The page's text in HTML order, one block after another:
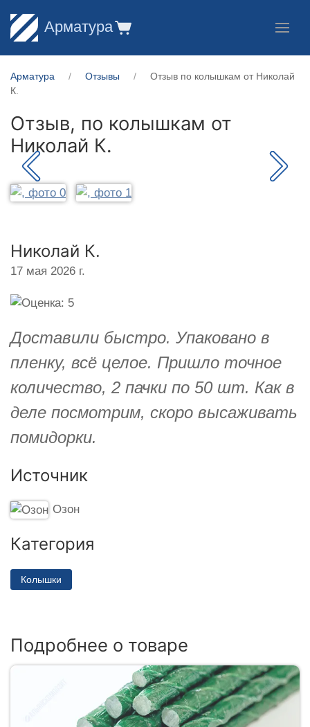
Арматура
Арматура Отзывы
Отзыв по колышкам от Николай
К.
Отзыв, по колышкам от
Николай К.
Николай К.
17 мая 2026 г.
Доставили быстро. Упаковано в
пленку, всё целое. Пришло точное
количество, 2 пачки по 50 шт. Как в
деле посмотрим, скоро высаживать
помидорки.
Источник
Озон
Категория
Колышки
Подробнее о товаре